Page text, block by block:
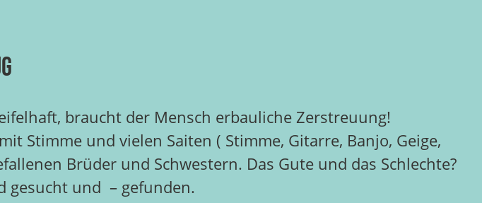
braucht der Mensch erbauliche Zerstreuung!
Stimme und vielen Saiten ( Stimme, Gitarre, Banjo, Geige,
Brüder und Schwestern. Das Gute und das Schlechte?
gesucht und – gefunden.